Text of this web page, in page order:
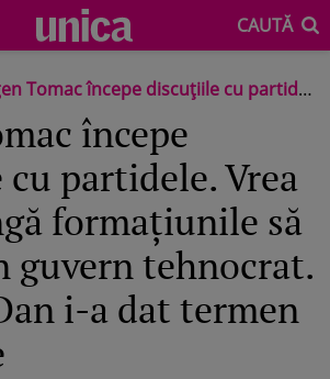
CAUTĂ
începe discuțiile cu partidele. Vrea să convingă formațiunile să voteze un guvern tehnocrat. Nicușor Dan i-a dat termen de 10 zile
începe
partidele. Vrea
formațiunile să
guvern tehnocrat.
i-a dat termen